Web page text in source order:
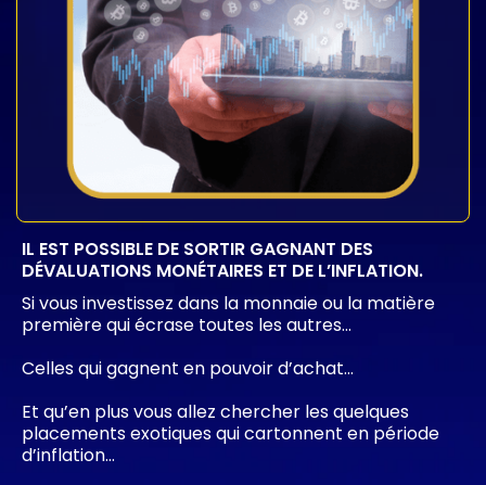
IL EST POSSIBLE DE SORTIR GAGNANT DES
DÉVALUATIONS MONÉTAIRES ET DE L’INFLATION.
Si vous investissez dans la monnaie ou la matière
première qui écrase toutes les autres…
Celles qui gagnent en pouvoir d’achat…
Et qu’en plus vous allez chercher les quelques
placements exotiques qui cartonnent en période
d’inflation…